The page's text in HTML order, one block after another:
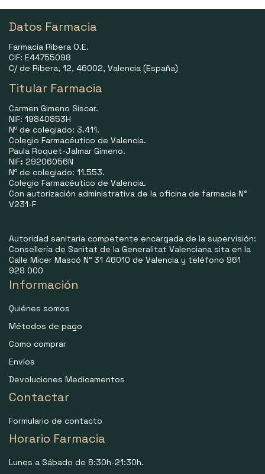
Datos Farmacia
Farmacia Ribera O.E.
CIF: E44755098
C/ de Ribera, 12, 46002, Valencia (España)
Titular Farmacia
Carmen Gimeno Siscar.
NIF: 19840853H
Nº de colegiado: 3.411.
Colegio Farmacéutico de Valencia.
Paula Roquet-Jalmar Gimeno.
NIF: 29206056N
Nº de colegiado: 11.553.
Colegio Farmacéutico de Valencia.
Con autorización administrativa de la oficina de farmacia N°
V231-F
Autoridad sanitaria competente encargada de la supervisión:
Consellería de Sanitat de la Generalitat Valenciana sita en la
Calle Micer Mascó N° 31 46010 de Valencia y teléfono 961
928 000
Información
Quiénes somos
Métodos de pago
Como comprar
Envíos
Devoluciones Medicamentos
Contactar
Formulario de contacto
Horario Farmacia
Lunes a Sábado de 8:30h-21:30h.